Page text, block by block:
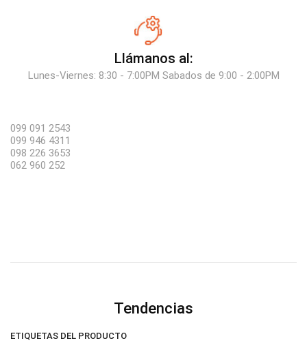
Llámanos al:
Lunes-Viernes: 8:30 - 7:00PM Sabados de 9:00 - 2:00PM
099 091 2543
099 946 4311
098 226 3653
062 960 252
Tendencias
ETIQUETAS DEL PRODUCTO